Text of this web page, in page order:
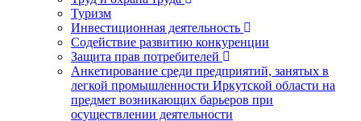
Туризм
Инвестиционная деятельность
Содействие развитию конкуренции
Защита прав потребителей
Анкетирование среди предприятий, занятых в
легкой промышленности Иркутской области на
предмет возникающих барьеров при
осуществлении деятельности